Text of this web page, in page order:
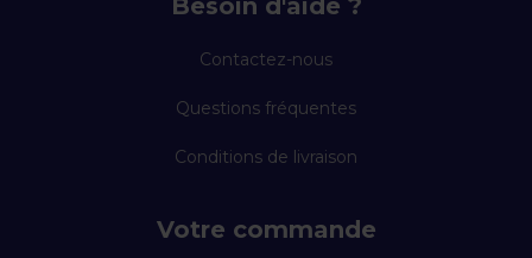
Besoin d'aide ?
Contactez-nous
Questions fréquentes
Conditions de livraison
Votre commande